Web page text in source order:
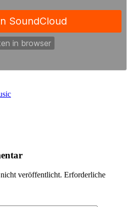
veröffentlicht. Erforderliche